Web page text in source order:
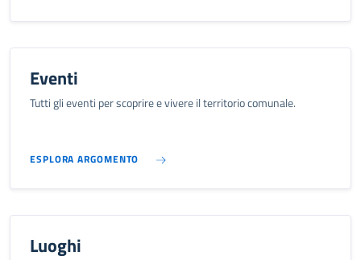
Eventi
Tutti gli eventi per scoprire e vivere il territorio comunale.
ESPLORA ARGOMENTO
Luoghi